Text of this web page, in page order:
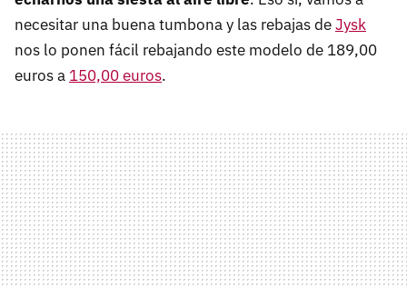
necesitar una buena tumbona y las rebajas deJysk
nos lo ponen fácil rebajando este modelo de 189,00
euros a 150,00 euros.